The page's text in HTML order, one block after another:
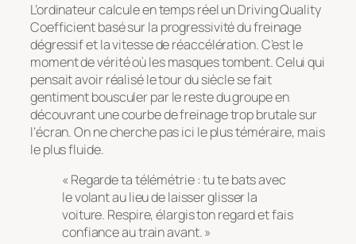
L’ordinateur calcule en temps réel unDriving Quality
Coefficientbasé sur la progressivité du freinage
dégressif et la vitesse de réaccélération. C’est le
moment de vérité où les masques tombent. Celui qui
pensait avoir réalisé le tour du siècle se fait
gentiment bousculer par le reste du groupe en
découvrant une courbe de freinage trop brutale sur
l’écran. On ne cherche pas ici le plus téméraire, mais
le plus fluide.
« Regarde ta télémétrie : tu te bats avec
le volant au lieu de laisser glisser la
voiture. Respire, élargis ton regard et fais
confiance au train avant. »